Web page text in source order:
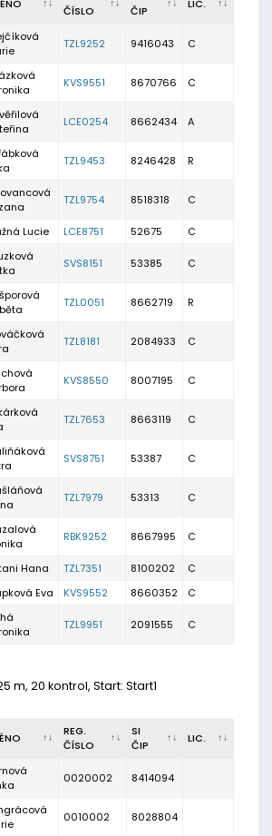
ČÍSLO
ČIP
LIC.
TZL9252 9416043 C
KVS9551 8670766 C
LCE0254 8662434 A
TZL9453 8246428 R
TZL9754 8518318 C
Lucie LCE8751 52675 C
SVS8151 53385 C
TZL0051 8662719 R
TZL8181 2084933 C
KVS8550 8007195 C
TZL7653 8663119 C
SVS8751 53387 C
TZL7979 53313 C
RBK9252 8667995 C
Hana TZL7351 8100202
C
Eva KVS9552 8660352 C
TZL9951 2091555 C
m, 20 kontrol, Start: Start1
REG.
ČÍSLO
SI
ČIP
LIC.
0020002 8414094
0010002 8028804